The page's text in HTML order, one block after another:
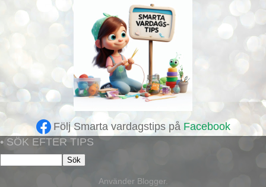
Följ Smarta vardagstips på Facebook
• SÖK EFTER TIPS
Använder Blogger.